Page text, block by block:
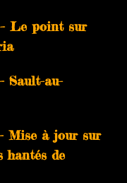
Le point sur
Sault-au-
Mise à jour sur
hantés de